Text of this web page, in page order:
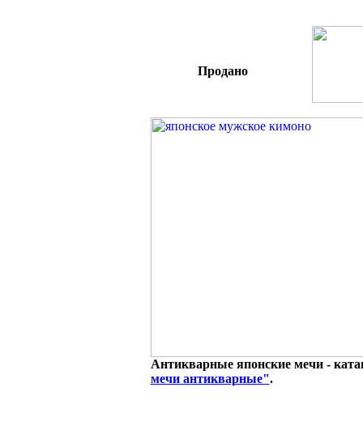
Продано
Антикварные японские мечи -
мечи антикварные".